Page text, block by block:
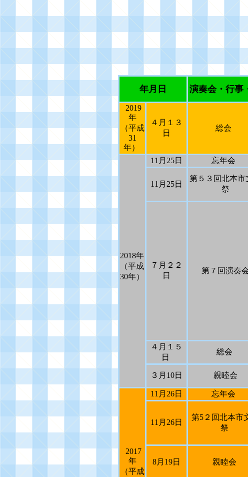
年月日 演奏会・行事
2019
年
（平成
31
年）
４月１３
日
総会
2018年
（平成
30年）
11 月 25日 忘年会
11 月 25日
第５３回北本市
祭
７月２２
日
第７回演奏
４月１５
日
総会
３月 10日 親睦会
2017
年
（平成
11 月 26日 忘年会
11 月 26日
第5２回北本市
祭
8月 19日 親睦会